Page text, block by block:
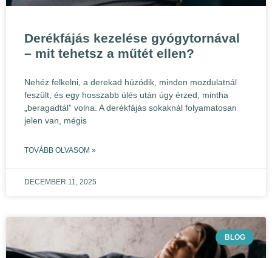
Derékfájás kezelése gyógytornával
– mit tehetsz a műtét ellen?
Nehéz felkelni, a derekad húzódik, minden mozdulatnál
feszült, és egy hosszabb ülés után úgy érzed, mintha
„beragadtál” volna. A derékfájás sokaknál folyamatosan
jelen van, mégis
TOVÁBB OLVASOM »
DECEMBER 11, 2025
BLOG